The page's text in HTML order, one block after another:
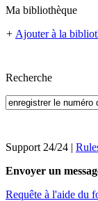
Ma bibliothèque
+ Ajouter à la
Recherche
Support 24/24 |
Envoyer un
Requête à l'aide du